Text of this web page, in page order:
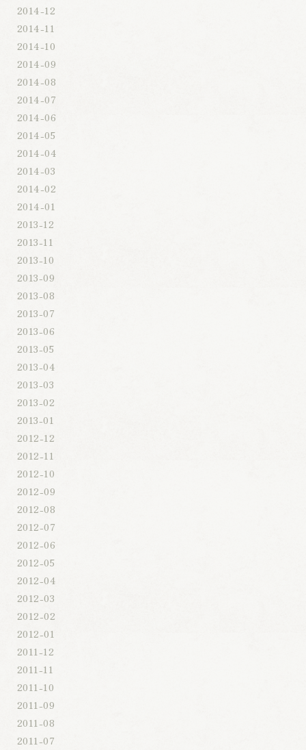
2014-12
2014-11
2014-10
2014-09
2014-08
2014-07
2014-06
2014-05
2014-04
2014-03
2014-02
2014-01
2013-12
2013-11
2013-10
2013-09
2013-08
2013-07
2013-06
2013-05
2013-04
2013-03
2013-02
2013-01
2012-12
2012-11
2012-10
2012-09
2012-08
2012-07
2012-06
2012-05
2012-04
2012-03
2012-02
2012-01
2011-12
2011-11
2011-10
2011-09
2011-08
2011-07